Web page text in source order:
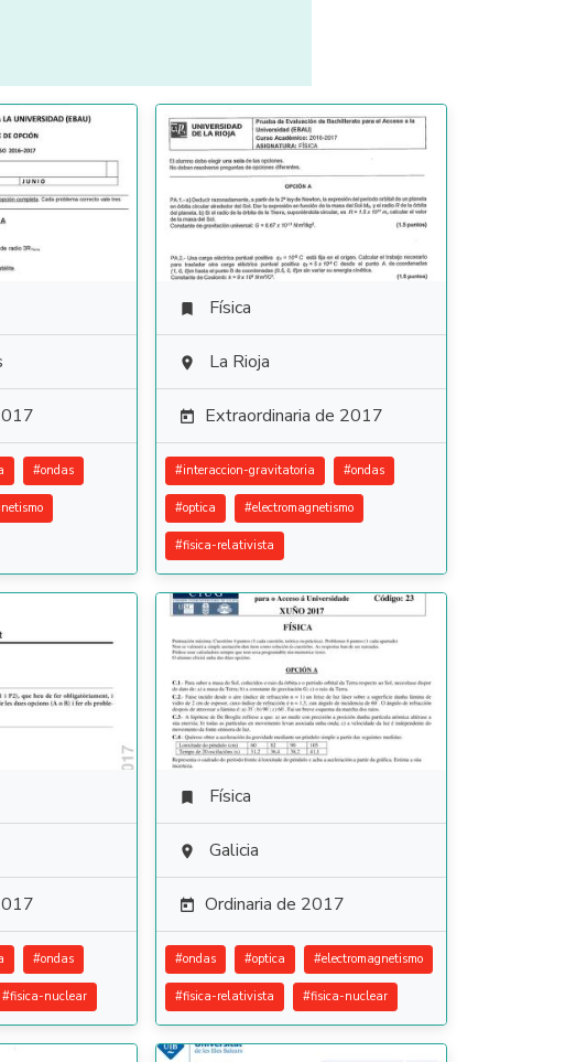
#ondas
 Física
 La Rioja
 Extraordinaria de 2017
#interaccion-gravitatoria #ondas
#optica #electromagnetismo
#fisica-relativista
#ondas
#fisica-nuclear
 Física
 Galicia
 Ordinaria de 2017
#ondas #optica #electromagnetismo
#fisica-relativista #fisica-nuclear